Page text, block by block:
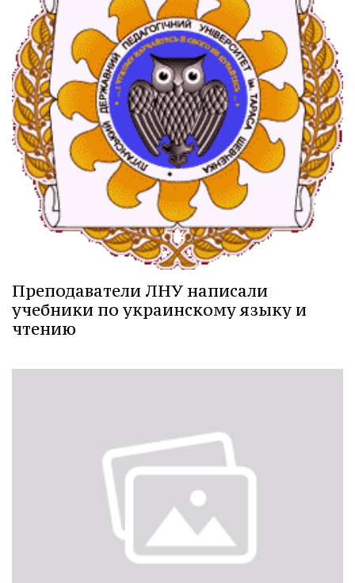
Преподаватели ЛНУ написали
учебники по украинскому языку и
чтению